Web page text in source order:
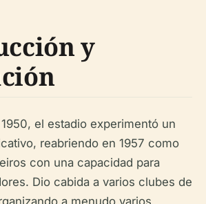
y
el estadio experimentó un
reabriendo en 1957 como
con una capacidad para
Dio cabida a varios clubes de